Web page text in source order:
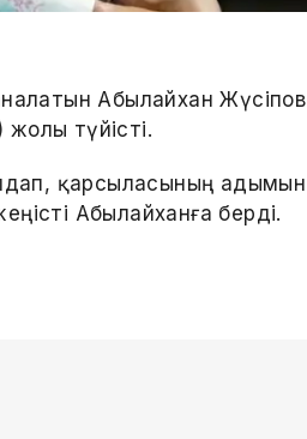
Абылайхан Жүсіпов
түйісті.
қарсыласының адымын
Абылайханға берді.